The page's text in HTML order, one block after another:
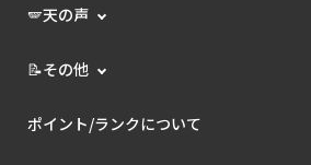
🪽天の声
📝その他
ポイント/ランクについて